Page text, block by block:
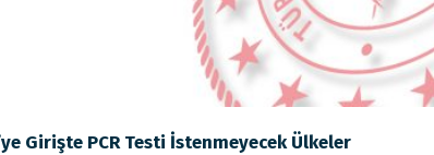
Girişte PCR Testi İstenmeyecek Ülkeler